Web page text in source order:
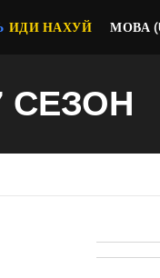
ИДИ НАХУЙ МОВА
СЕЗОН